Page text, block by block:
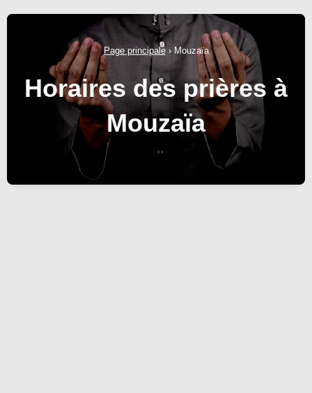
Page principale› Mouzaïa
Horaires des prières à
Mouzaïa